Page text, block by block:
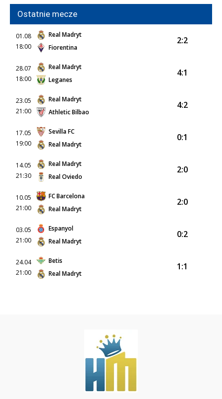
Ostatnie mecze
01.08
18:00
Real Madryt
Fiorentina
2:2
28.07
18:00
Real Madryt
Leganes
4:1
23.05
21:00
Real Madryt
Athletic Bilbao
4:2
17.05
19:00
Sevilla FC
Real Madryt
0:1
14.05
21:30
Real Madryt
Real Oviedo
2:0
10.05
21:00
FC Barcelona
Real Madryt
2:0
03.05
21:00
Espanyol
Real Madryt
0:2
24.04
21:00
Betis
Real Madryt
1:1